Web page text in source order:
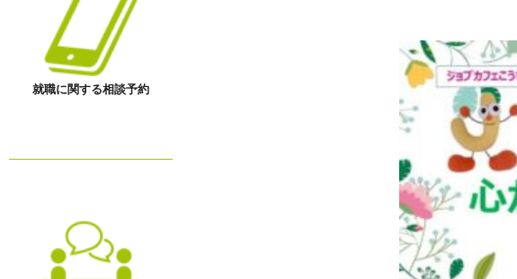
就職に関する相談予約